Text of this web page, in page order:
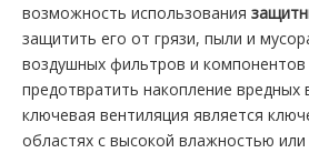
возможность использования
защитить его от грязи, пыли и
воздушных фильтров и
предотвратить накопление
ключевая вентиляция является
областях с высокой влажностью